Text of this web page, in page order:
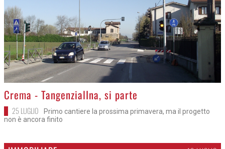
>
Crema - TangenzialIna, si parte
25 LUGLIO
Primo cantiere la prossima primavera, ma il progetto
non è ancora finito